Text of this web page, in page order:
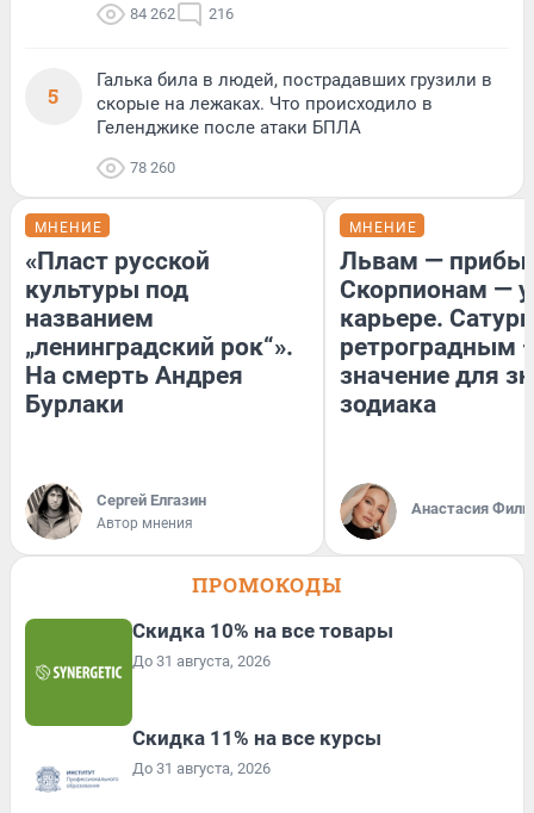
84 262 216
5
Галька била в людей, пострадавших грузили в
скорые на лежаках. Что происходило в
Геленджике после атаки БПЛА
78 260
МНЕНИЕ
«Пласт русской
культуры под
названием
„ленинградский рок“».
На смерть Андрея
Бурлаки
Сергей Елгазин
Автор мнения
МНЕНИЕ
Львам —
Скорпионам —
карьере.
ретроградным
значение для
зодиака
Анастасия
ПРОМОКОДЫ
Скидка 10% на все товары
До 31 августа, 2026
Скидка 11% на все курсы
До 31 августа, 2026